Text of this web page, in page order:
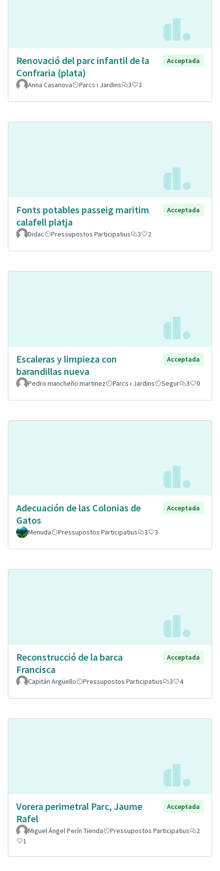
Renovació del parc infantil de la
Confraria (plata)
Acceptada
Anna Casanova Parcs i Jardins 3 3
Fonts potables passeig maritim
calafell platja
Acceptada
Didac Pressupostos Participatius 3 2
Escaleras y limpieza con
barandillas nueva
Acceptada
Pedro mancheño martinez Parcs i Jardins Segur 3 0
Adecuación de las Colonias de
Gatos
Acceptada
Menuda Pressupostos Participatius 3 3
Reconstrucció de la barca
Francisca
Acceptada
Capitán Argüello Pressupostos Participatius 3 4
Vorera perimetral Parc, Jaume
Rafel
Acceptada
Miguel Ángel Perín Tienda Pressupostos Participatius
2
1